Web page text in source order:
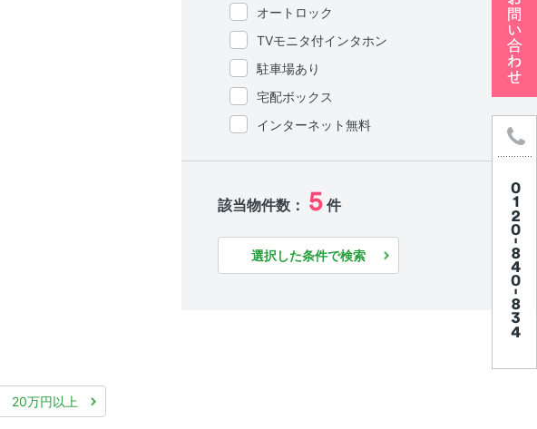
オートロック
TVモニタ付インタホン
駐車場あり
宅配ボックス
インターネット無料
該当物件数： 5 件
選択した条件で検索
20万円以上